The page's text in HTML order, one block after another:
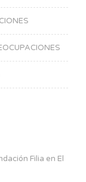
Filia en El